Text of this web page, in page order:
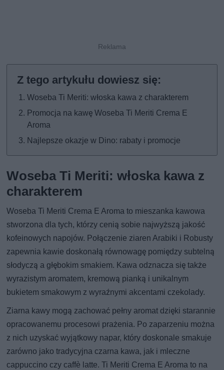
Woseba Ti Meriti: włoska kawa z charakterem
Promocja na kawę Woseba Ti Meriti Crema E
Aroma
Najlepsze okazje w Dino: rabaty i promocje
Woseba Ti Meriti: włoska kawa z
charakterem
Woseba Ti Meriti Crema E Aroma to mieszanka kawowa
stworzona dla tych, którzy cenią sobie najwyższą jakość
kofeinowych napojów. Połączenie ziaren Arabiki i Robusty
zapewnia kawie doskonałą równowagę pomiędzy subtelną
słodyczą a głębokim smakiem. Kawa odznacza się także
wyrazistym aromatem, kremową pianką i unikalnym
bukietem smakowym z wyraźnymi akcentami czekolady.
Ziarna kawy mogą zachować pełny aromat dzięki starannie
opracowanemu procesowi prażenia. Po zaparzeniu można
z nich uzyskać wyjątkowy napar, który doskonale smakuje
zarówno jako tradycyjna czarna kawa, jak i mleczne
cappuccino czy caffè latte. Ti Meriti Crema E Aroma to na